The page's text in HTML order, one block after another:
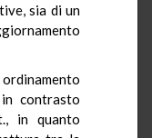
sia di un
contrasto
in quanto